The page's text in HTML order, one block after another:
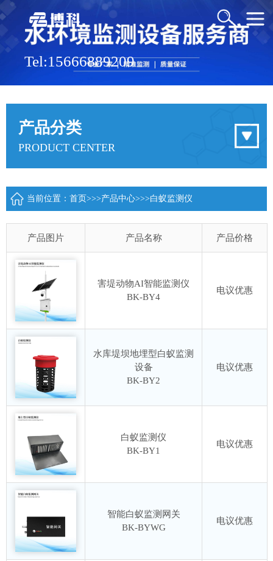
Tel:15666889209
产品分类
PRODUCT CENTER
当前位置： 首页>>>产品中心>>>白蚁监测仪
产品图片 产品名称 产品价格
害堤动物AI智能监测仪
BK-BY4
电议优惠
水库堤坝地埋型白蚁监测
设备
BK-BY2
电议优惠
白蚁监测仪
BK-BY1
电议优惠
智能白蚁监测网关
BK-BYWG
电议优惠